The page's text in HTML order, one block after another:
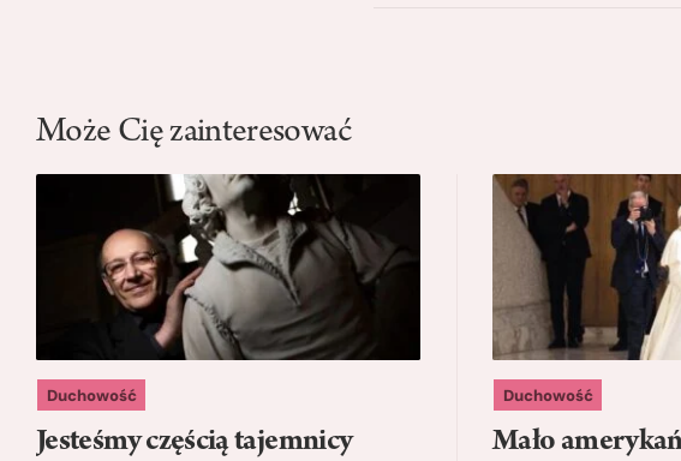
Może Cię zainteresować
Duchowość
Jesteśmy częścią tajemnicy
Duchowość
Mało